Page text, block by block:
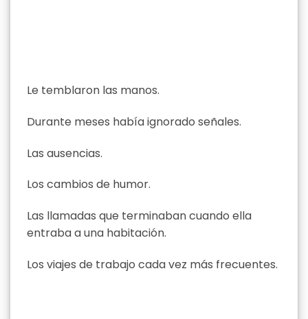
Le temblaron las manos.
Durante meses había ignorado señales.
Las ausencias.
Los cambios de humor.
Las llamadas que terminaban cuando ella
entraba a una habitación.
Los viajes de trabajo cada vez más frecuentes.